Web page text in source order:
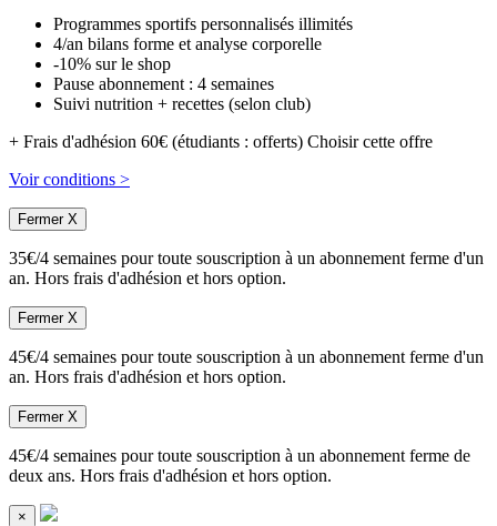
Programmes sportifs personnalisés illimités
4/an bilans forme et analyse corporelle
-10% sur le shop
Pause abonnement : 4 semaines
Suivi nutrition + recettes (selon club)
+ Frais d'adhésion 60€ (étudiants : offerts) Choisir cette offre
Voir conditions >
Fermer X
35€/4 semaines pour toute souscription à un abonnement ferme d'un
an. Hors frais d'adhésion et hors option.
Fermer X
45€/4 semaines pour toute souscription à un abonnement ferme d'un
an. Hors frais d'adhésion et hors option.
Fermer X
45€/4 semaines pour toute souscription à un abonnement ferme de
deux ans. Hors frais d'adhésion et hors option.
×